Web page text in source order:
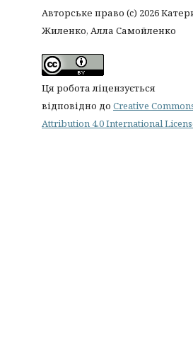
Авторське право (c) 2026
Жиленко, Алла Самойленко
Ця робота ліцензується
відповідно до Creative
Attribution 4.0 International